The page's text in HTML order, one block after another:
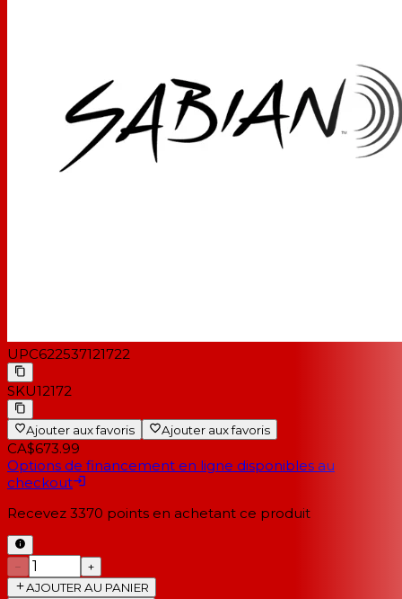
UPC622537121722
SKU12172
Ajouter aux favoris Ajouter aux favoris
CA$673.99
Options de financement en ligne disponibles au
checkout
Recevez 3370 points en achetant ce produit
−
+
AJOUTER AU PANIER